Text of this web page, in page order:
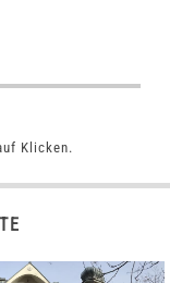
Klicken.